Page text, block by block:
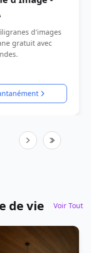
d'images
gratuit avec
de vie Voir Tout